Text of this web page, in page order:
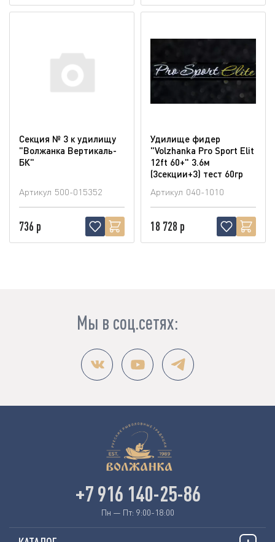
Секция № 3 к удилищу
"Волжанка Вертикаль-
БК"
Артикул 500-015352
736 р
Удилище фидер
"Volzhanka Pro Sport Elit
12ft 60+" 3.6м
(3секции+3) тест 60гр
Артикул 040-1010
18 728 р
Мы в соц.сетях:
+7 916 140-25-86
Пн — Пт: 9:00-18:00